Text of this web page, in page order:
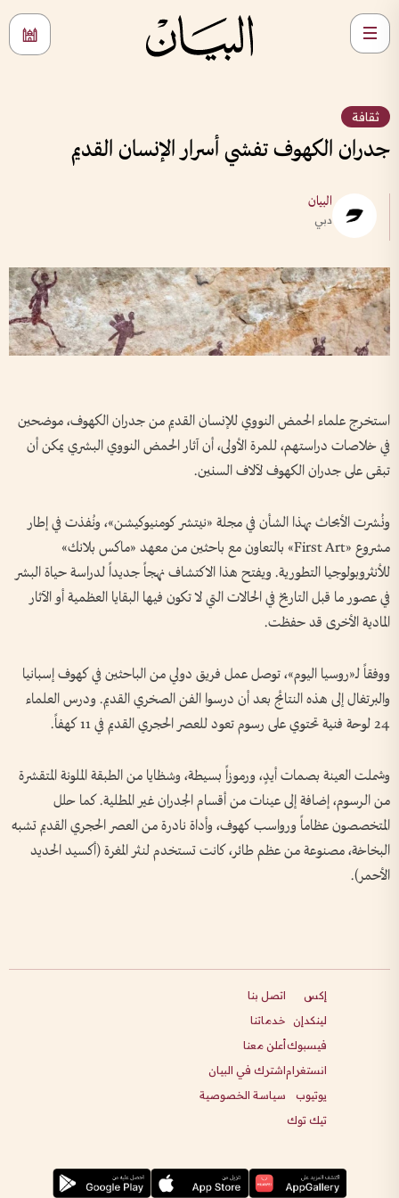
ثقافة
جدران الكهوف تفشي أسرار الإنسان القديم
البيان
دبي
استخرج علماء الحمض النووي للإنسان القديم من جدران الكهوف، موضحين
في خلاصات دراستهم، للمرة الأولى، أن آثار الحمض النووي البشري يمكن أن
تبقى على جدران الكهوف لآلاف السنين.
ونُشرت الأبحاث بهذا الشأن في مجلة «نيتشر كومنيوكيشن»، ونُفذت في إطار
مشروع «First Art» بالتعاون مع باحثين من معهد «ماكس بلانك»
للأنثروبولوجيا التطورية. ويفتح هذا الاكتشاف نهجاً جديداً لدراسة حياة البشر
في عصور ما قبل التاريخ في الحالات التي لا تكون فيها البقايا العظمية أو الآثار
المادية الأخرى قد حفظت.
ووفقاً لـ«روسيا اليوم»، توصل عمل فريق دولي من الباحثين في كهوف إسبانيا
والبرتغال إلى هذه النتائج بعد أن درسوا الفن الصخري القديم. ودرس العلماء
24 لوحة فنية تحتوي على رسوم تعود للعصر الحجري القديم في 11 كهفاً.
وشملت العينة بصمات أيدٍ، ورموزاً بسيطة، وشظايا من الطبقة الملونة المتقشرة
من الرسوم، إضافة إلى عينات من أقسام الجدران غير المطلية. كما حلل
المتخصصون عظاماً ورواسب كهوف، وأداة نادرة من العصر الحجري القديم تشبه
البخاخة، مصنوعة من عظم طائر، كانت تستخدم لنثر المغرة (أكسيد الحديد
الأحمر).
إكس
لينكدإن
فيسبوك
انستغرام
يوتيوب
تيك توك
اتصل بنا
خدماتنا
أعلن معنا
اشترك في البيان
سياسة الخصوصية